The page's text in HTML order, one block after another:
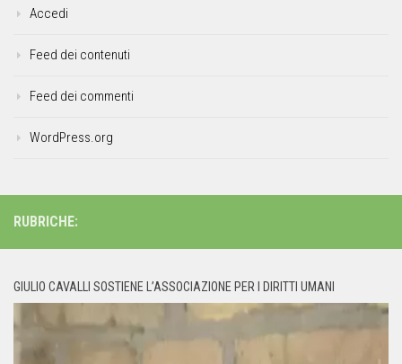
Accedi
Feed dei contenuti
Feed dei commenti
WordPress.org
RUBRICHE:
GIULIO CAVALLI SOSTIENE L’ASSOCIAZIONE PER I DIRITTI UMANI